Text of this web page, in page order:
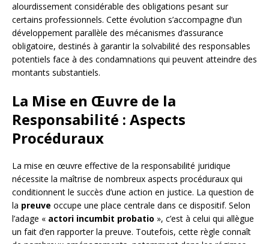
alourdissement considérable des obligations pesant sur
certains professionnels. Cette évolution s’accompagne d’un
développement parallèle des mécanismes d’assurance
obligatoire, destinés à garantir la solvabilité des responsables
potentiels face à des condamnations qui peuvent atteindre des
montants substantiels.
La Mise en Œuvre de la
Responsabilité : Aspects
Procéduraux
La mise en œuvre effective de la responsabilité juridique
nécessite la maîtrise de nombreux aspects procéduraux qui
conditionnent le succès d’une action en justice. La question de
la preuve occupe une place centrale dans ce dispositif. Selon
l’adage « actori incumbit probatio », c’est à celui qui allègue
un fait d’en rapporter la preuve. Toutefois, cette règle connaît